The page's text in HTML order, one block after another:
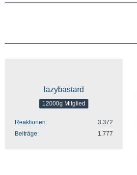
lazybastard
12000g Mitglied
Reaktionen
3.372
Beiträge
1.777